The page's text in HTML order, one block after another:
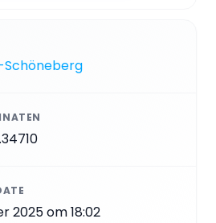
2025 om 18:02